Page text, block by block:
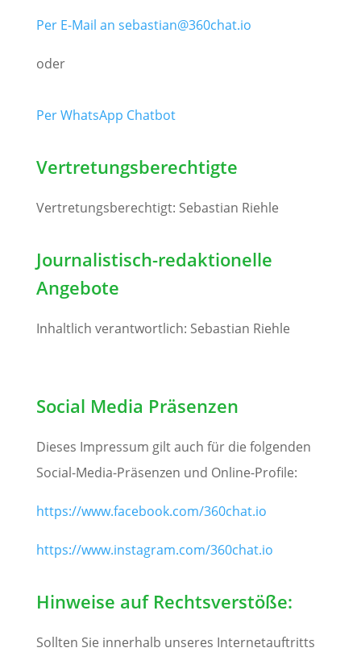
Per E-Mail an sebastian@360chat.io
oder
Per WhatsApp Chatbot
Vertretungsberechtigte
Vertretungsberechtigt: Sebastian Riehle
Journalistisch-redaktionelle
Angebote
Inhaltlich verantwortlich: Sebastian Riehle
Social Media Präsenzen
Dieses Impressum gilt auch für die folgenden
Social-Media-Präsenzen und Online-Profile:
https://www.facebook.com/360chat.io
https://www.instagram.com/360chat.io
Hinweise auf Rechtsverstöße:
Sollten Sie innerhalb unseres Internetauftritts